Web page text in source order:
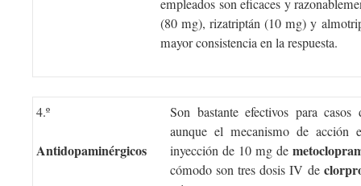
empleados son eficaces y
(80 mg), rizatriptán (10 mg) y
mayor consistencia en la respuesta.
4.º
Antidopaminérgicos
Son bastante efectivos para
aunque el mecanismo de
inyección de 10 mg de
cómodo son tres dosis IV de